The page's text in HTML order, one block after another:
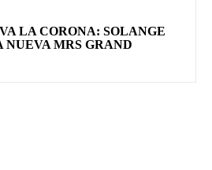
LA CORONA: SOLANGE
NUEVA MRS GRAND